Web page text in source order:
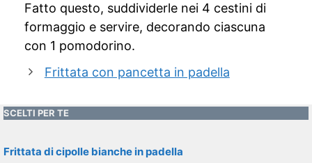
Fatto questo, suddividerle nei 4 cestini di
formaggio e servire, decorando ciascuna
con 1 pomodorino.
Frittata con pancetta in padella
SCELTI PER TE
Frittata di cipolle bianche in padella